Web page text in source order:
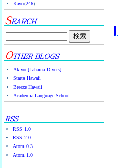
Kayo(246)
Akiyo [Lahaina Divers]
Starts Hawaii
Breeze Hawaii
Academia Language School
RSS 1.0
RSS 2.0
Atom 0.3
Atom 1.0